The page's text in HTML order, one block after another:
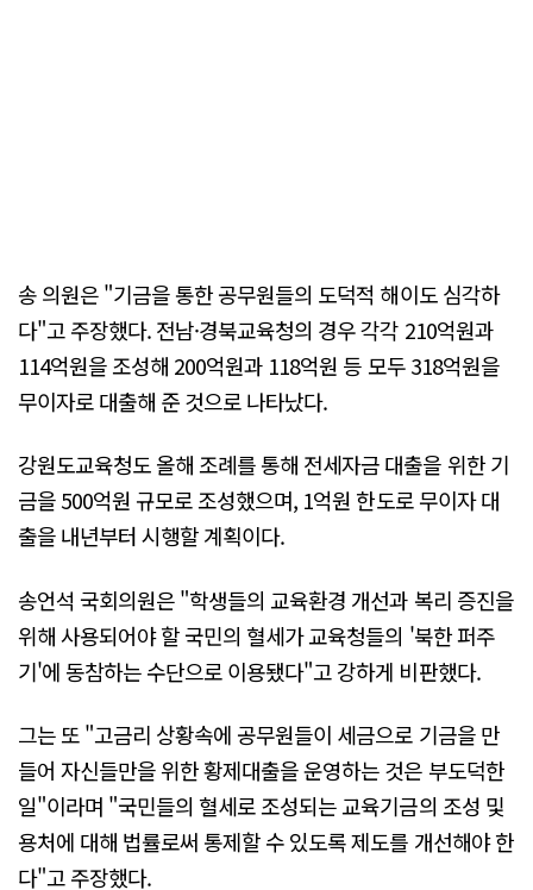
송 의원은 "기금을 통한 공무원들의 도덕적 해이도 심각하
다"고 주장했다. 전남·경북교육청의 경우 각각 210억원과
114억원을 조성해 200억원과 118억원 등 모두 318억원을
무이자로 대출해 준 것으로 나타났다.
강원도교육청도 올해 조례를 통해 전세자금 대출을 위한 기
금을 500억원 규모로 조성했으며, 1억원 한도로 무이자 대
출을 내년부터 시행할 계획이다.
송언석 국회의원은 "학생들의 교육환경 개선과 복리 증진을
위해 사용되어야 할 국민의 혈세가 교육청들의 '북한 퍼주
기'에 동참하는 수단으로 이용됐다"고 강하게 비판했다.
그는 또 "고금리 상황속에 공무원들이 세금으로 기금을 만
들어 자신들만을 위한 황제대출을 운영하는 것은 부도덕한
일"이라며 "국민들의 혈세로 조성되는 교육기금의 조성 및
용처에 대해 법률로써 통제할 수 있도록 제도를 개선해야 한
다"고 주장했다.